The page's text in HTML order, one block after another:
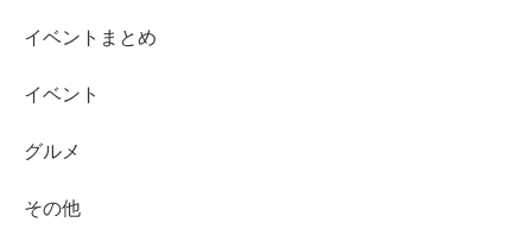
イベントまとめ
イベント
グルメ
その他